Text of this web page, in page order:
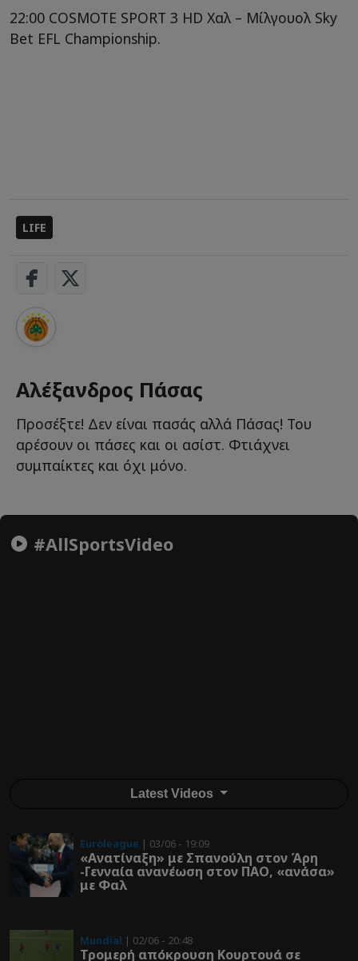
22:00 COSMOTE SPORT 3 HD Χαλ – Μίλγουολ Sky
Bet EFL Championship.
LIFE
Αλέξανδρος Πάσας
Προσέξτε! Δεν είναι πασάς αλλά Πάσας! Του
αρέσουν οι πάσες και οι ασίστ. Φτιάχνει
συμπαίκτες και όχι μόνο.
#AllSportsVideo
Latest Videos
Euroleague | 03/06 - 19:09
«Ανατίναξη» με Σπανούλη στον Άρη
-Γενναία ανανέωση στον ΠΑΟ, «ανάσα»
με Φαλ
Mundial | 02/06 - 20:48
Τρομερή απόκρουση Κουρτουά σε